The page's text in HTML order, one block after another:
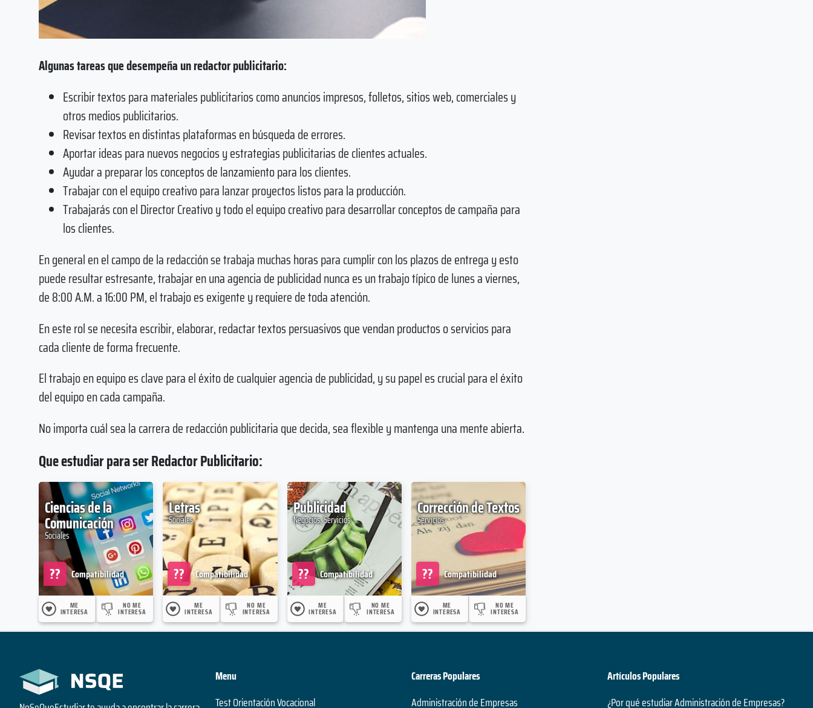
Algunas tareas que desempeña un redactor publicitario:
Escribir textos para materiales publicitarios como anuncios impresos, folletos, sitios web, comerciales y
otros medios publicitarios.
Revisar textos en distintas plataformas en búsqueda de errores.
Aportar ideas para nuevos negocios y estrategias publicitarias de clientes actuales.
Ayudar a preparar los conceptos de lanzamiento para los clientes.
Trabajar con el equipo creativo para lanzar proyectos listos para la producción.
Trabajarás con el Director Creativo y todo el equipo creativo para desarrollar conceptos de campaña para
los clientes.
En general en el campo de la redacción se trabaja muchas horas para cumplir con los plazos de entrega y esto
puede resultar estresante, trabajar en una agencia de publicidad nunca es un trabajo típico de lunes a viernes,
de 8:00 A.M. a 16:00 PM, el trabajo es exigente y requiere de toda atención.
En este rol se necesita escribir, elaborar, redactar textos persuasivos que vendan productos o servicios para
cada cliente de forma frecuente.
El trabajo en equipo es clave para el éxito de cualquier agencia de publicidad, y su papel es crucial para el éxito
del equipo en cada campaña.
No importa cuál sea la carrera de redacción publicitaria que decida, sea flexible y mantenga una mente abierta.
Que estudiar para ser Redactor Publicitario:
Ciencias de la
Comunicación
Sociales
Compatibilidad
??
ME
INTERESA
NO ME
INTERESA
Letras
Sociales
Compatibilidad
??
ME
INTERESA
NO ME
INTERESA
Publicidad
Negocios, Servicios
Compatibilidad
??
ME
INTERESA
NO ME
INTERESA
Corrección de Textos
Servicios
Compatibilidad
??
ME
INTERESA
NO ME
INTERESA
Menu
Test Orientación Vocacional
Carreras Populares
Administración de Empresas
Artículos Populares
¿Por qué estudiar Administración de Empresas?